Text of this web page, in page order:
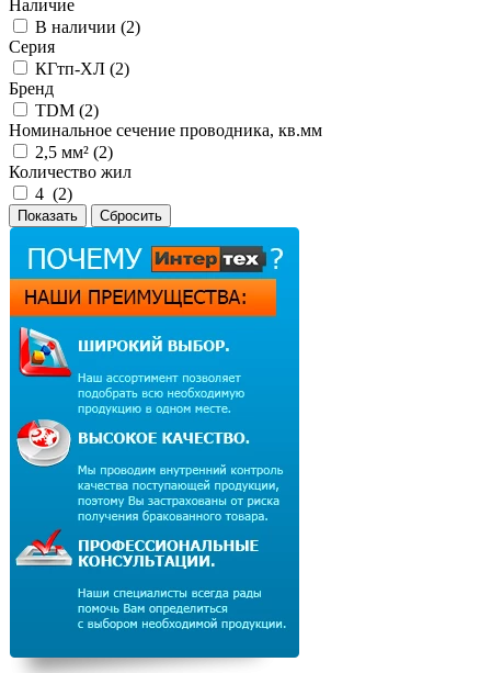
Наличие
В наличии (2)
Серия
КГтп-ХЛ (2)
Бренд
TDM (2)
Номинальное сечение проводника, кв.мм
2,5 мм² (2)
Количество жил
4 (2)